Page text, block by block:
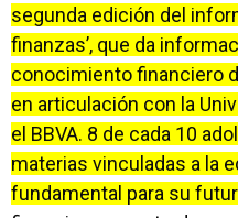
segunda edición del
finanzas’, que da
conocimiento financiero
en articulación con la
el BBVA. 8 de cada 10
materias vinculadas a la
fundamental para su